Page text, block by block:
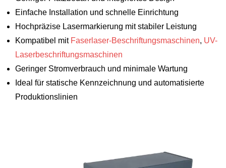
Einfache Installation und schnelle Einrichtung
Hochpräzise Lasermarkierung mit stabiler Leistung
Kompatibel mit Faserlaser-Beschriftungsmaschinen, UV-
Laserbeschriftungsmaschinen
Geringer Stromverbrauch und minimale Wartung
Ideal für statische Kennzeichnung und automatisierte
Produktionslinien